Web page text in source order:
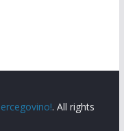
. All rights